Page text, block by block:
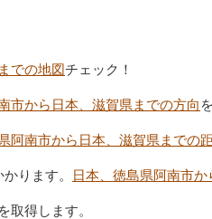
での地図チェック！
市から日本、滋賀県までの方向
阿南市から日本、滋賀県までの
ります。 日本、徳島県阿南市
取得します。